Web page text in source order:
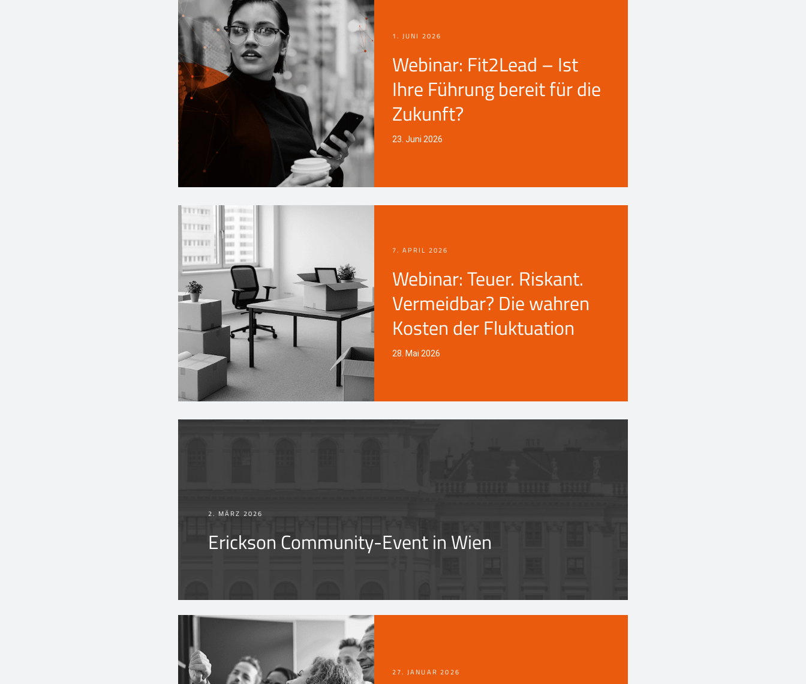
1. JUNI 2026
Webinar: Fit2Lead – Ist
Ihre Führung bereit für die
Zukunft?
23. Juni 2026
7. APRIL 2026
Webinar: Teuer. Riskant.
Vermeidbar? Die wahren
Kosten der Fluktuation
28. Mai 2026
2. MÄRZ 2026
Erickson Community-Event in Wien
27. JANUAR 2026